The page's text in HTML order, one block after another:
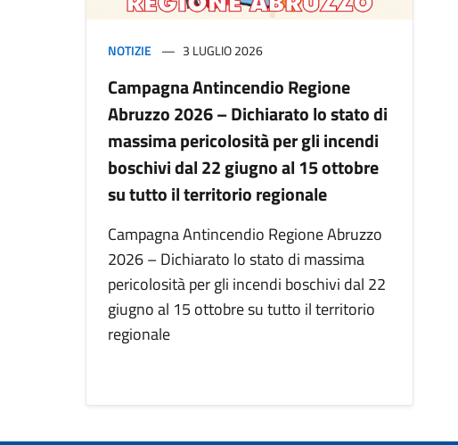
NOTIZIE 3 LUGLIO 2026
Campagna Antincendio Regione
Abruzzo 2026 – Dichiarato lo stato di
massima pericolosità per gli incendi
boschivi dal 22 giugno al 15 ottobre
su tutto il territorio regionale
Campagna Antincendio Regione Abruzzo
2026 – Dichiarato lo stato di massima
pericolosità per gli incendi boschivi dal 22
giugno al 15 ottobre su tutto il territorio
regionale